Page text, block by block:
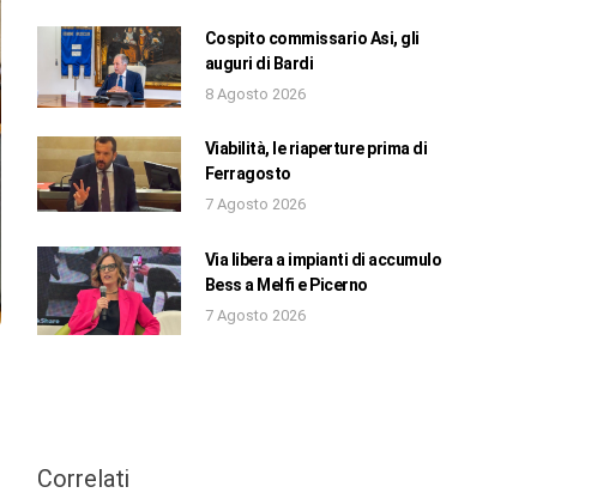
Cospito commissario Asi, gli
auguri di Bardi
8 Agosto 2026
Viabilità, le riaperture prima di
Ferragosto
7 Agosto 2026
Via libera a impianti di accumulo
Bess a Melfi e Picerno
7 Agosto 2026
Correlati